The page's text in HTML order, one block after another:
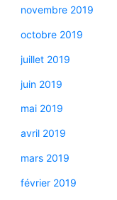
novembre 2019
octobre 2019
juillet 2019
juin 2019
mai 2019
avril 2019
mars 2019
février 2019